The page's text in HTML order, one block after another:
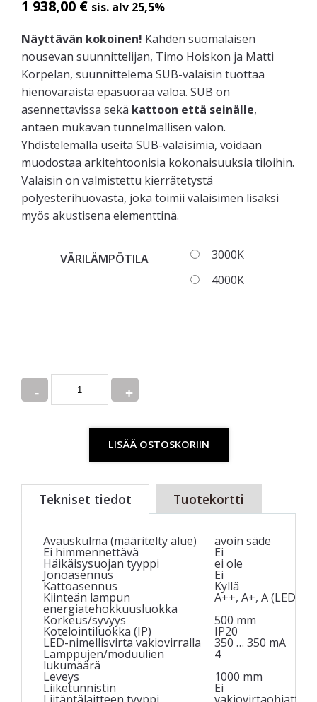
1 938,00 € sis. alv 25,5%
Näyttävän kokoinen! Kahden suomalaisen
nousevan suunnittelijan, Timo Hoiskon ja Matti
Korpelan, suunnittelema SUB-valaisin tuottaa
hienovaraista epäsuoraa valoa. SUB on
asennettavissa sekä kattoon että seinälle,
antaen mukavan tunnelmallisen valon.
Yhdistelemällä useita SUB-valaisimia, voidaan
muodostaa arkitehtoonisia kokonaisuuksia tiloihin.
Valaisin on valmistettu kierrätetystä
polyesterihuovasta, joka toimii valaisimen lisäksi
myös akustisena elementtinä.
VÄRILÄMPÖTILA
3000K
4000K
Quantity
LISÄÄ OSTOSKORIIN
Tekniset tiedot Tuotekortti
Avauskulma (määritelty alue) avoin säde
Ei himmennettävä Ei
Häikäisysuojan tyyppi ei ole
Jonoasennus Ei
Kattoasennus Kyllä
Kiinteän lampun
energiatehokkuusluokka
A++, A+, A (LED)
Korkeus/syvyys
500 mm
Kotelointiluokka (IP) IP20
LED-nimellisvirta vakiovirralla 350 … 350 mA
Lamppujen/moduulien
lukumäärä
4
Leveys
1000 mm
Liiketunnistin Ei
Liitäntälaitteen tyyppi vakiovirtaohjattu